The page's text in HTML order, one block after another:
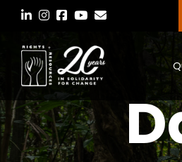
Saltar
contenido